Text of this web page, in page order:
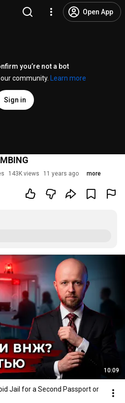
Open App
you’re not a bot
community.
Learn more
Sign in
143K views 11 years ago more
10:09
Jail for a Second Passport or